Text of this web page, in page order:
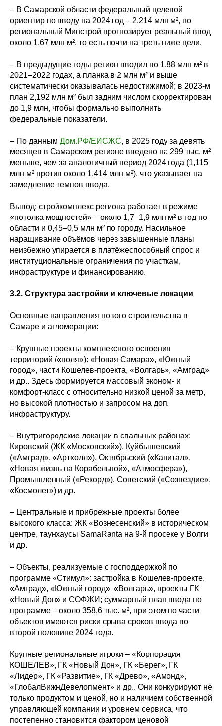
– В Самарской области федеральный целевой
ориентир по вводу на 2024 год – 2,214 млн м², но
региональный Минстрой прогнозирует реальный ввод
около 1,67 млн м², то есть почти на треть ниже цели.
– В предыдущие годы регион вводил по 1,88 млн м² в
2021–2022 годах, а планка в 2 млн м² и выше
систематически оказывалась недостижимой; в 2023-м
план 2,192 млн м² был задним числом скорректирован
до 1,9 млн, чтобы формально выполнить
федеральные показатели.
– По данным Дом.РФ/ЕИСЖС, в 2025 году за девять
месяцев в Самарском регионе введено на 299 тыс. м²
меньше, чем за аналогичный период 2024 года (1,115
млн м² против около 1,414 млн м²), что указывает на
замедление темпов ввода.
Вывод: стройкомплекс региона работает в режиме
«потолка мощностей» – около 1,7–1,9 млн м² в год по
области и 0,45–0,5 млн м² по городу. Насильное
наращивание объёмов через завышенные планы
неизбежно упирается в платёжеспособный спрос и
институциональные ограничения по участкам,
инфраструктуре и финансированию.
3.2. Структура застройки и ключевые локации
Основные направления нового строительства в
Самаре и агломерации:
– Крупные проекты комплексного освоения
территорий («поля»): «Новая Самара», «Южный
город», части Кошелев-проекта, «Волгарь», «Амград»
и др.. Здесь формируется массовый эконом- и
комфорт-класс с относительно низкой ценой за метр,
но высокой плотностью и запросом на доп.
инфраструктуру.
– Внутригородские локации в спальных районах:
Кировский (ЖК «Московский»), Куйбышевский
(«Амград», «Артхолл»), Октябрьский («Капитал»,
«Новая жизнь на Корабельной», «Атмосфера»),
Промышленный («Рекорд»), Советский («Созвездие»,
«Космолет») и др.
– Центральные и прибрежные проекты более
высокого класса: ЖК «Вознесенский» в историческом
центре, таунхаусы SamaRanta на 9-й просеке у Волги
и др.
– Объекты, реализуемые с господдержкой по
программе «Стимул»: застройка в Кошелев-проекте,
«Амград», «Южный город», «Волгарь», проекты ГК
«Новый Дон» и СОФЖИ; суммарный план ввода по
программе – около 358,6 тыс. м², при этом по части
объектов имеются риски срыва сроков ввода во
второй половине 2024 года.
Крупные региональные игроки – «Корпорация
КОШЕЛЕВ», ГК «Новый Дон», ГК «Берег», ГК
«Лидер», ГК «Развитие», ГК «Древо», «Амонд»,
«ГлобалВижнДевелопмент» и др.. Они конкурируют не
только продуктом и ценой, но и наличием собственной
управляющей компании и уровнем сервиса, что
постепенно становится фактором ценовой